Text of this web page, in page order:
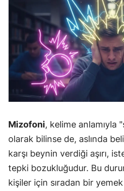
Mizofoni, kelime anlamıyla
olarak bilinse de, aslında
karşı beynin verdiği aşırı,
tepki bozukluğudur. Bu
kişiler için sıradan bir